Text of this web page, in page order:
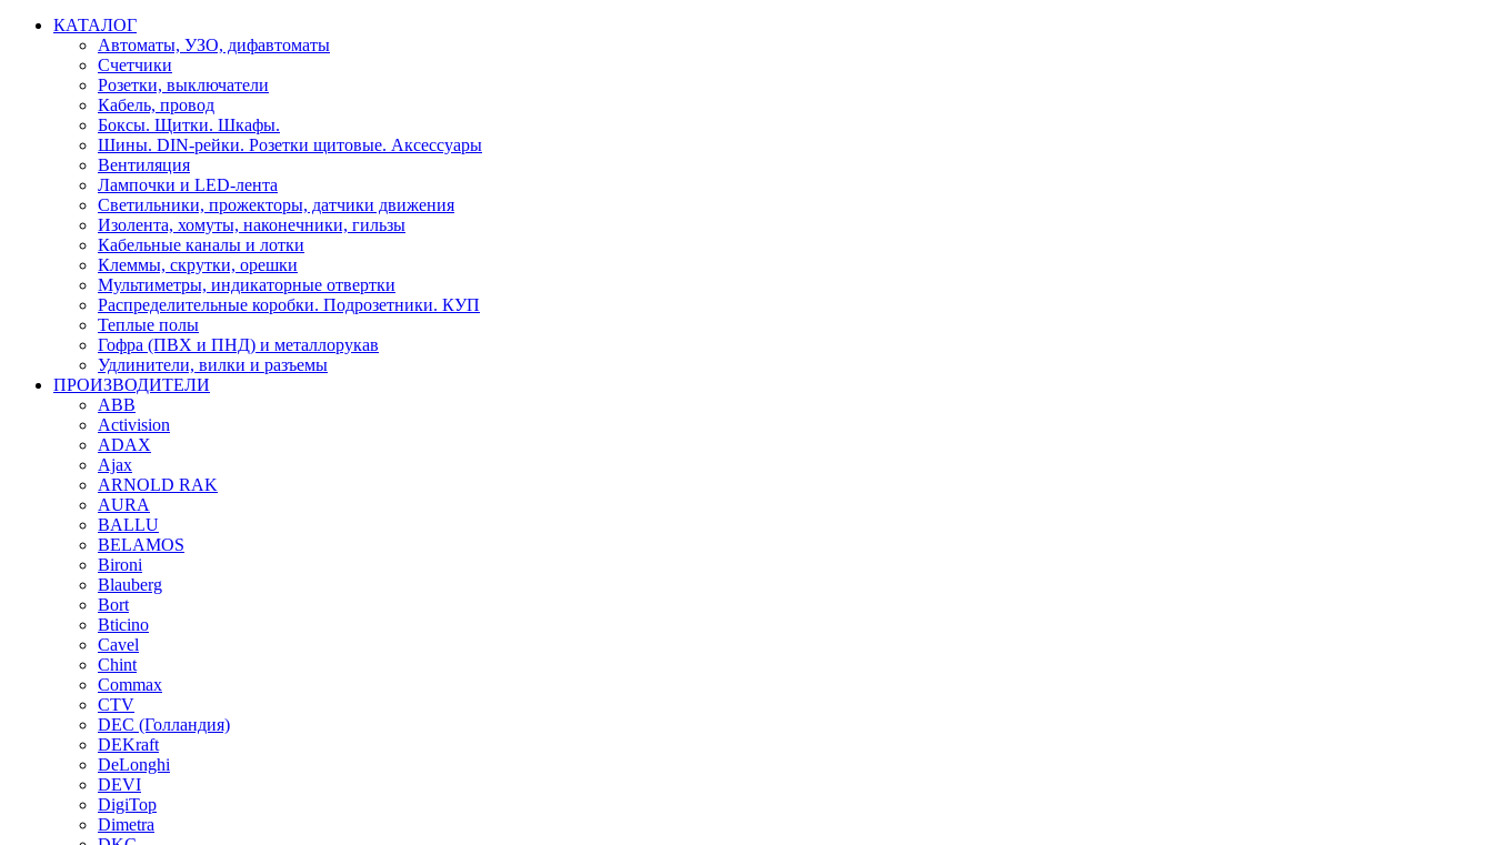
КАТАЛОГ
Автоматы, УЗО, дифавтоматы
Счетчики
Розетки, выключатели
Кабель, провод
Боксы. Щитки. Шкафы.
Шины. DIN-рейки. Розетки щитовые. Аксессуары
Вентиляция
Лампочки и LED-лента
Светильники, прожекторы, датчики движения
Изолента, хомуты, наконечники, гильзы
Кабельные каналы и лотки
Клеммы, скрутки, орешки
Мультиметры, индикаторные отвертки
Распределительные коробки. Подрозетники. КУП
Теплые полы
Гофра (ПВХ и ПНД) и металлорукав
Удлинители, вилки и разъемы
ПРОИЗВОДИТЕЛИ
ABB
Activision
ADAX
Ajax
ARNOLD RAK
AURA
BALLU
BELAMOS
Bironi
Blauberg
Bort
Bticino
Cavel
Chint
Commax
CTV
DEC (Голландия)
DEKraft
DeLonghi
DEVI
DigiTop
Dimetra